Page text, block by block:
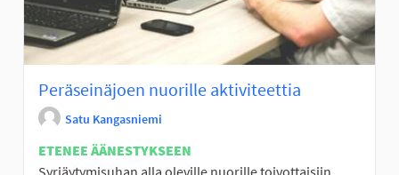
Peräseinäjoen nuorille aktiviteettia
Satu Kangasniemi
ETENEE ÄÄNESTYKSEEN
Syrjäytymisuhan alla oleville nuorille toivottaisiin